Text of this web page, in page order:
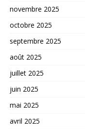
novembre 2025
octobre 2025
septembre 2025
août 2025
juillet 2025
juin 2025
mai 2025
avril 2025